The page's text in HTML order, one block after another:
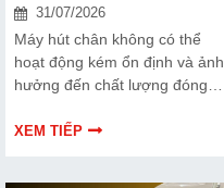
31/07/2026
Máy hút chân không có thể
hoạt động kém ổn định và ảnh
hưởng đến chất lượng đóng
Bài viết dưới đây sẽ giúp bạn
XEM TIẾP